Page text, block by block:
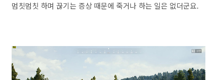
멈칫멈칫 하며 끊기는 증상 때문에 죽거나 하는 일은 없더군요.